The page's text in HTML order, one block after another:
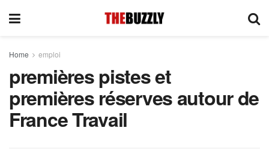
Home emploi
premières pistes et
premières réserves autour de
France Travail